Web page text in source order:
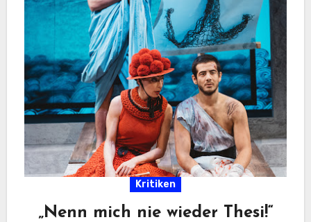
Kritiken
„Nenn mich nie wieder Thesi!“